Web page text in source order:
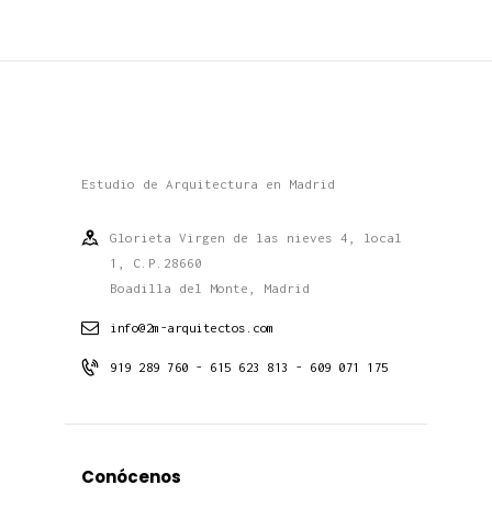
Estudio de Arquitectura en Madrid
Glorieta Virgen de las nieves 4, local
1, C.P.28660
Boadilla del Monte, Madrid
info@2m-arquitectos.com
919 289 760 - 615 623 813 - 609 071 175
Conócenos